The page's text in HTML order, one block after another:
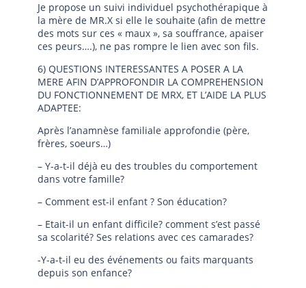
Je propose un suivi individuel psychothérapique à
la mère de MR.X si elle le souhaite (afin de mettre
des mots sur ces « maux », sa souffrance, apaiser
ces peurs….), ne pas rompre le lien avec son fils.
6) QUESTIONS INTERESSANTES A POSER A LA
MERE AFIN D’APPROFONDIR LA COMPREHENSION
DU FONCTIONNEMENT DE MRX, ET L’AIDE LA PLUS
ADAPTEE:
Après l’anamnèse familiale approfondie (père,
frères, soeurs…)
– Y-a-t-il déjà eu des troubles du comportement
dans votre famille?
– Comment est-il enfant ? Son éducation?
– Etait-il un enfant difficile? comment s’est passé
sa scolarité? Ses relations avec ces camarades?
-Y-a-t-il eu des événements ou faits marquants
depuis son enfance?